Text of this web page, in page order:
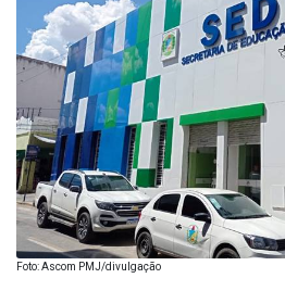
Foto: Ascom PMJ/divulgação